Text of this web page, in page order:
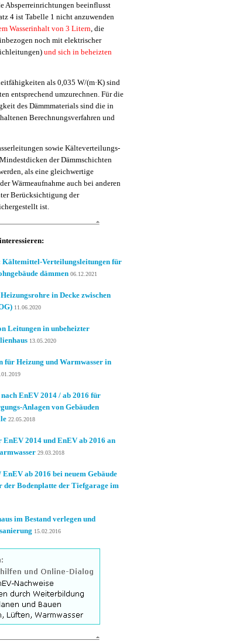
Absperreinrichtungen beeinflusst
4 ist Tabelle 1 nicht anzuwenden
Wasserinhalt von 3 Litern, die
noch mit elektrischer
und sich in beheizten
als 0,035 W/(m·K) sind
entsprechend umzurechnen. Für die
des Dämmmaterials sind die in
Berechnungsverfahren und
sowie Kälteverteilungs-
der Dämmschichten
als eine gleichwertige
Wärmeaufnahme auch bei anderen
Berücksichtigung der
ist.
Kältemittel-Verteilungsleitungen für
dämmen 06.12.2021
in Decke zwischen
11.06.2020
Leitungen in unbeheizter
13.05.2020
für Heizung und Warmwasser in
EnEV 2014 / ab 2016 für
Anlagen von Gebäuden
22.05.2018
2014 und EnEV ab 2016 an
29.03.2018
ab 2016 bei neuem Gebäude
Bodenplatte der Tiefgarage im
im Bestand verlegen und
15.02.2016